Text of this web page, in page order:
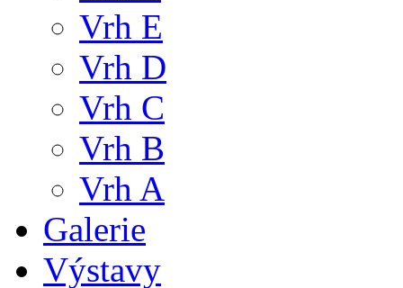
Vrh E
Vrh D
Vrh C
Vrh B
Vrh A
Galerie
Výstavy